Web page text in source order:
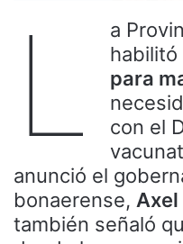
L
a
habilitó
para
con el
anunció el
bonaerense,
también señaló